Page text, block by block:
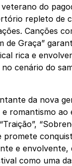
do
repleto de
Canções
de Graça”
rica e
cenário do
da nova
romantismo ao
promete
e envolvente,
como uma